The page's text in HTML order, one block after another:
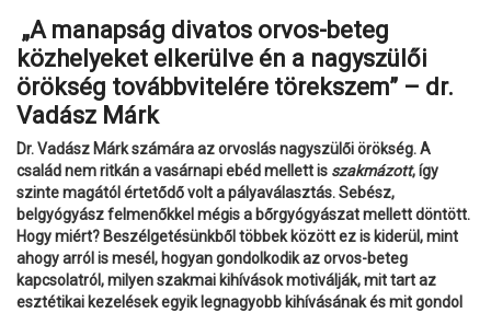
„A manapság divatos orvos-beteg
közhelyeket elkerülve én a nagyszülői
örökség továbbvitelére törekszem” – dr.
Vadász Márk
Dr. Vadász Márk számára az orvoslás nagyszülői örökség. A
család nem ritkán a vasárnapi ebéd mellett is szakmázott, így
szinte magától értetődő volt a pályaválasztás. Sebész,
belgyógyász felmenőkkel mégis a bőrgyógyászat mellett döntött.
Hogy miért? Beszélgetésünkből többek között ez is kiderül, mint
ahogy arról is mesél, hogyan gondolkodik az orvos-beteg
kapcsolatról, milyen szakmai kihívások motiválják, mit tart az
esztétikai kezelések egyik legnagyobb kihívásának és mit gondol